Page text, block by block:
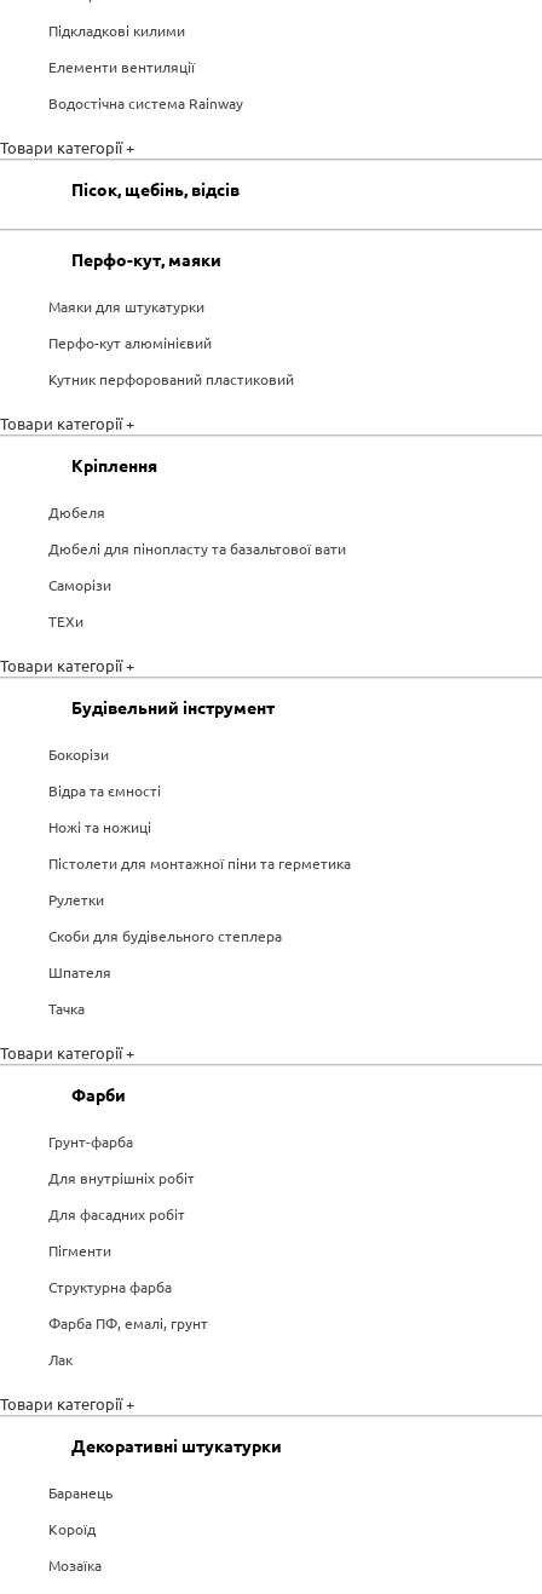
Підкладкові килими
Елементи вентиляції
Водостічна система Rainway
Товари категорії +
Пісок, щебінь, відсів
Перфо-кут, маяки
Маяки для штукатурки
Перфо-кут алюмінієвий
Кутник перфорований пластиковий
Товари категорії +
Кріплення
Дюбеля
Дюбелі для пінопласту та базальтової вати
Саморізи
ТЕХи
Товари категорії +
Будівельний інструмент
Бокорізи
Відра та ємності
Ножі та ножиці
Пістолети для монтажної піни та герметика
Рулетки
Скоби для будівельного степлера
Шпателя
Тачка
Товари категорії +
Фарби
Грунт-фарба
Для внутрішніх робіт
Для фасадних робіт
Пігменти
Структурна фарба
Фарба ПФ, емалі, грунт
Лак
Товари категорії +
Декоративні штукатурки
Баранець
Короїд
Мозаїка